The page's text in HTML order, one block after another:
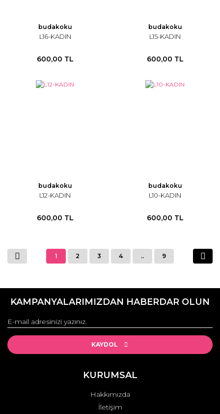
budakoku
L16-KADIN
600,00 TL
budakoku
L15-KADIN
600,00 TL
budakoku
L12-KADIN
600,00 TL
budakoku
L10-KADIN
600,00 TL
1 2 3 4 .. 9
KAMPANYALARIMIZDAN HABERDAR OLUN
KAYDOL
KURUMSAL
Hakkımızda
İletişim